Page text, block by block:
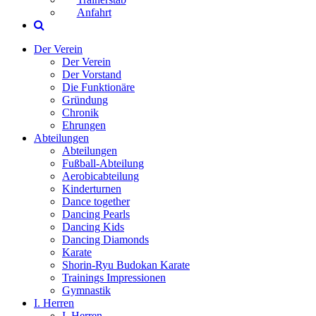
Anfahrt
Der Verein
Der Verein
Der Vorstand
Die Funktionäre
Gründung
Chronik
Ehrungen
Abteilungen
Abteilungen
Fußball-Abteilung
Aerobicabteilung
Kinderturnen
Dance together
Dancing Pearls
Dancing Kids
Dancing Diamonds
Karate
Shorin-Ryu Budokan Karate
Trainings Impressionen
Gymnastik
I. Herren